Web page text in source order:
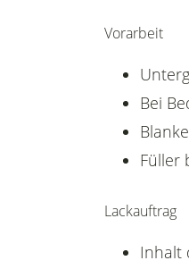
Vorarbeit
Bei
Füller
Lackauftrag
Inhalt